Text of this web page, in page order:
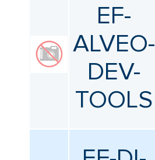
EF-
ALVEO-
DEV-
TOOLS